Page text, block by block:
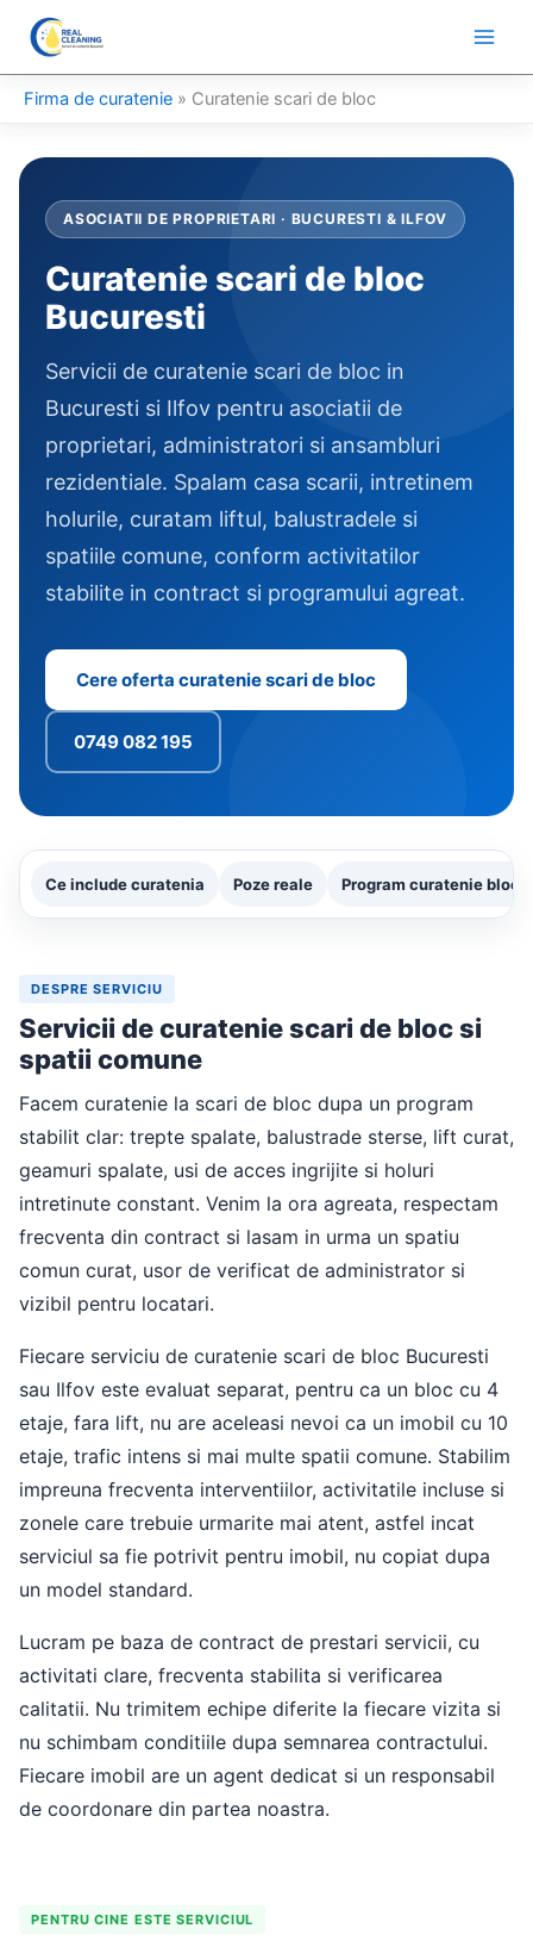
content
Firma de curatenie » Curatenie scari de bloc
ASOCIATII DE PROPRIETARI · BUCURESTI & ILFOV
Curatenie scari de bloc
Bucuresti
Servicii de curatenie scari de bloc in
Bucuresti si Ilfov pentru asociatii de
proprietari, administratori si ansambluri
rezidentiale. Spalam casa scarii, intretinem
holurile, curatam liftul, balustradele si
spatiile comune, conform activitatilor
stabilite in contract si programului agreat.
Cere oferta curatenie scari de bloc
0749 082 195
Ce include curatenia Poze reale Program curatenie bloc
DESPRE SERVICIU
Servicii de curatenie scari de bloc si
spatii comune
Facem curatenie la scari de bloc dupa un program
stabilit clar: trepte spalate, balustrade sterse, lift curat,
geamuri spalate, usi de acces ingrijite si holuri
intretinute constant. Venim la ora agreata, respectam
frecventa din contract si lasam in urma un spatiu
comun curat, usor de verificat de administrator si
vizibil pentru locatari.
Fiecare serviciu de curatenie scari de bloc Bucuresti
sau Ilfov este evaluat separat, pentru ca un bloc cu 4
etaje, fara lift, nu are aceleasi nevoi ca un imobil cu 10
etaje, trafic intens si mai multe spatii comune. Stabilim
impreuna frecventa interventiilor, activitatile incluse si
zonele care trebuie urmarite mai atent, astfel incat
serviciul sa fie potrivit pentru imobil, nu copiat dupa
un model standard.
Lucram pe baza de contract de prestari servicii, cu
activitati clare, frecventa stabilita si verificarea
calitatii. Nu trimitem echipe diferite la fiecare vizita si
nu schimbam conditiile dupa semnarea contractului.
Fiecare imobil are un agent dedicat si un responsabil
de coordonare din partea noastra.
PENTRU CINE ESTE SERVICIUL